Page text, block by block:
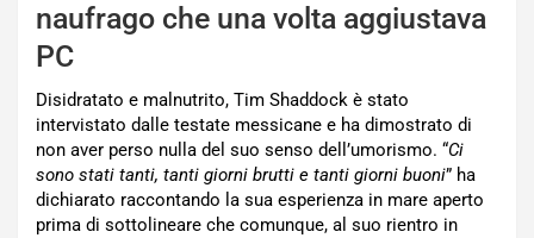
naufrago che una volta aggiustava
PC
Disidratato e malnutrito, Tim Shaddock è stato
intervistato dalle testate messicane e ha dimostrato di
non aver perso nulla del suo senso dell’umorismo. “Ci
sono stati tanti, tanti giorni brutti e tanti giorni buoni” ha
dichiarato raccontando la sua esperienza in mare aperto
prima di sottolineare che comunque, al suo rientro in